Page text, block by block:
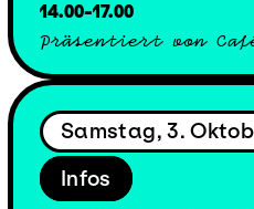
14.00-17.00
Präsentiert von
Samstag, 3.
Infos